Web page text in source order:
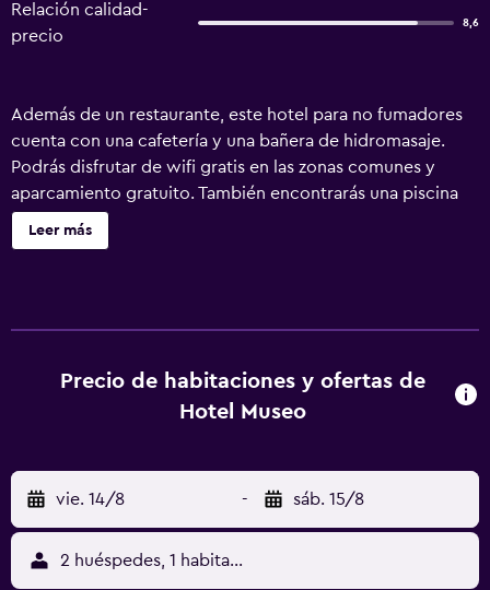
Relación calidad-
precio
8,6
Además de un restaurante, este hotel para no fumadores
cuenta con una cafetería y una bañera de hidromasaje.
Podrás disfrutar de wifi gratis en las zonas comunes y
aparcamiento gratuito. También encontrarás una piscina
de temporada, un centro de negocios y servicio de
recepción 24 horas. Hotel Museo ofrece 59 alojamientos
baños están equipados con zapatillas, bidé y secador de
pelo. Este hotel en Cheongju ofrece acceso a Internet wifi
bañera de hidromasaje. No se permite la entrada a la
piscina a huéspedes menores de 19 años.
Leer más
Precio de habitaciones y ofertas de
Hotel Museo
vie. 14/8 - sáb. 15/8
2 huéspedes, 1 habitación